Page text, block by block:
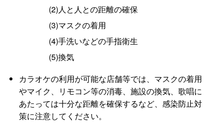
(2)人と人との距離の確保
(3)マスクの着用
(4)手洗いなどの手指衛生
(5)換気
カラオケの利用が可能な店舗等では、マスクの着用
やマイク、リモコン等の消毒、施設の換気、歌唱に
あたっては十分な距離を確保するなど、感染防止対
策に注意してください。